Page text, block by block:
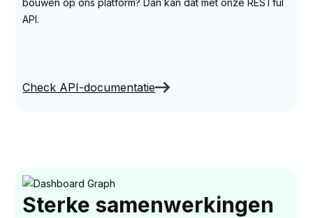
API.
Check API-documentatie
Sterke samenwerkingen